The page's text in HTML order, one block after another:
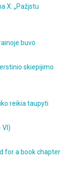
X: „Pažįstu
buvo
skiepijimo
reikia taupyti
VI)
for a book chapter